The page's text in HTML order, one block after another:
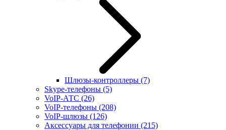
Шлюзы-контроллеры (7)
Skype-телефоны (5)
VoIP-АТС (26)
VoIP-телефоны (208)
VoIP-шлюзы (126)
Аксессуары для телефонии (215)